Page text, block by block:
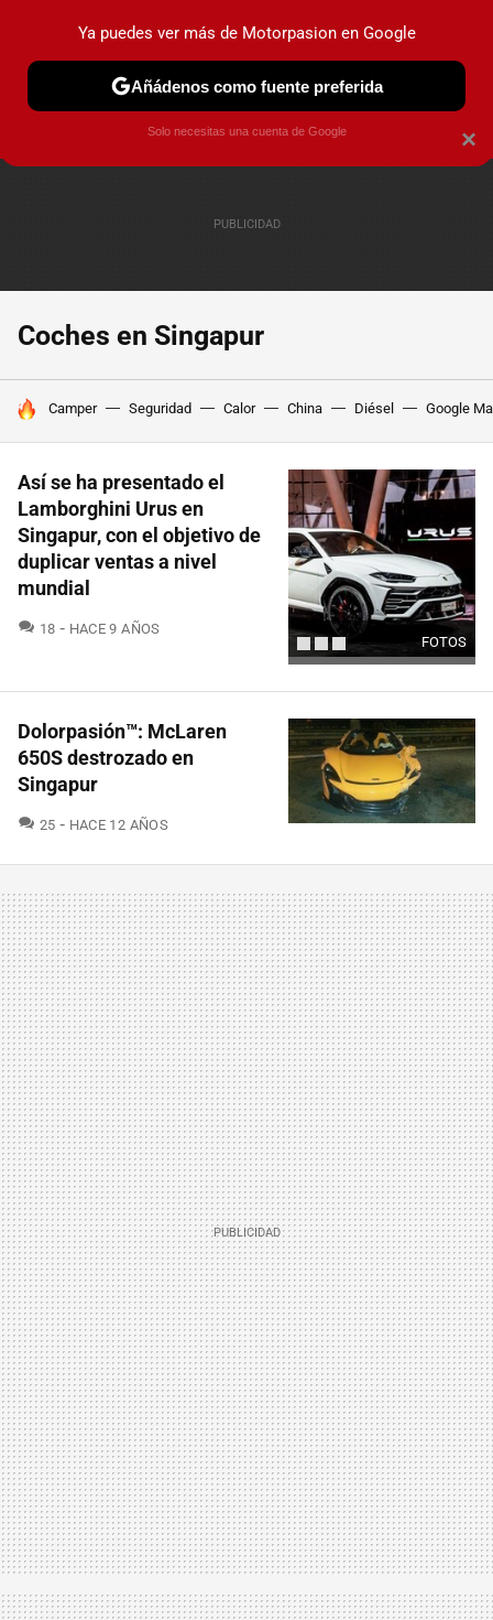
PRUEBAS COCHES ELÉCTRICOS OBSERVATORIO
Coches en Singapur
HOY SE HABLA DE
Camper Seguridad Calor China Diésel Google
FOTOS
Así se ha presentado el
Lamborghini Urus en
Singapur, con el objetivo de
duplicar ventas a nivel
mundial
18 COMENTARIOS
HACE 9 AÑOS
Dolorpasión™: McLaren
650S destrozado en
Singapur
25 COMENTARIOS
HACE 12 AÑOS
×
Ya puedes ver más de Motorpasion en Google
Añádenos como fuente preferida
Solo necesitas una cuenta de Google